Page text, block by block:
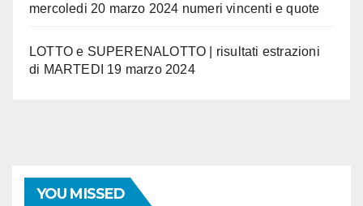
mercoledi 20 marzo 2024 numeri vincenti e quote
LOTTO e SUPERENALOTTO | risultati estrazioni
di MARTEDI 19 marzo 2024
YOU MISSED